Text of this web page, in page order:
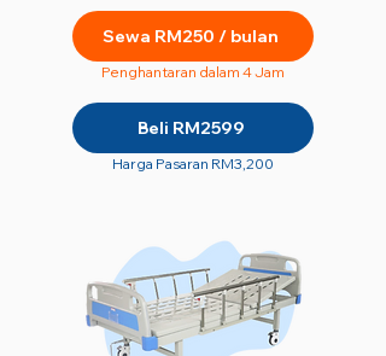
Sewa RM250 / bulan
Penghantaran dalam 4 Jam
Beli RM2599
Harga Pasaran RM3,200